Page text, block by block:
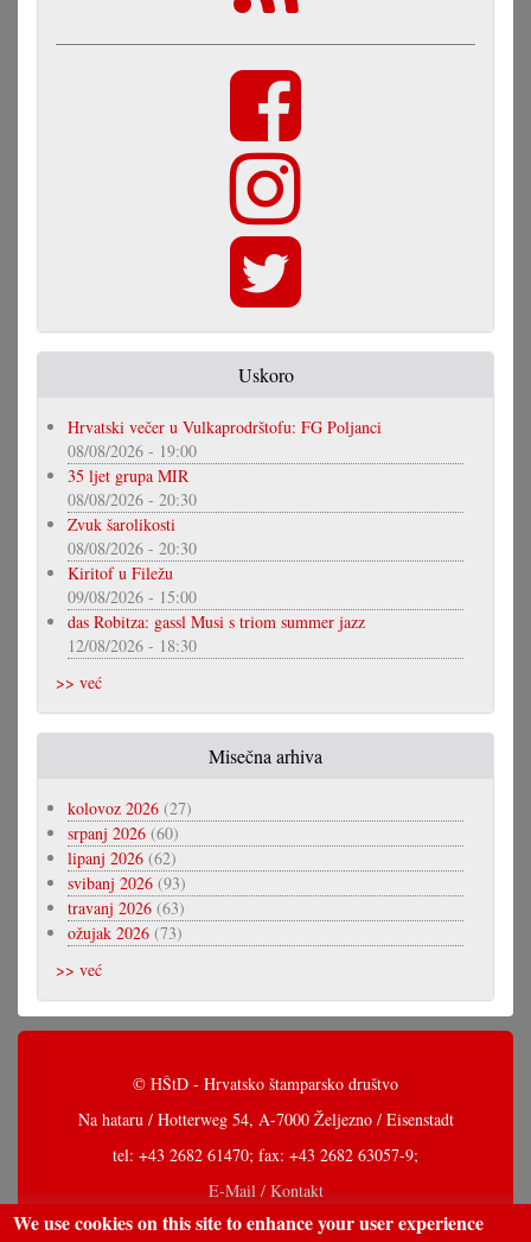
Uskoro
Hrvatski večer u Vulkaprodrštofu: FG Poljanci
08/08/2026 - 19:00
35 ljet grupa MIR
08/08/2026 - 20:30
Zvuk šarolikosti
08/08/2026 - 20:30
Kiritof u Filežu
09/08/2026 - 15:00
das Robitza: gassl Musi s triom summer jazz
12/08/2026 - 18:30
>> već
Misečna arhiva
kolovoz 2026 (27)
srpanj 2026 (60)
lipanj 2026 (62)
svibanj 2026 (93)
travanj 2026 (63)
ožujak 2026 (73)
>> već
© HŠtD - Hrvatsko štamparsko društvo
Na hataru / Hotterweg 54, A-7000 Željezno / Eisenstadt
tel: +43 2682 61470; fax: +43 2682 63057-9;
E-Mail / Kontakt
We use cookies on this site to enhance your user experience